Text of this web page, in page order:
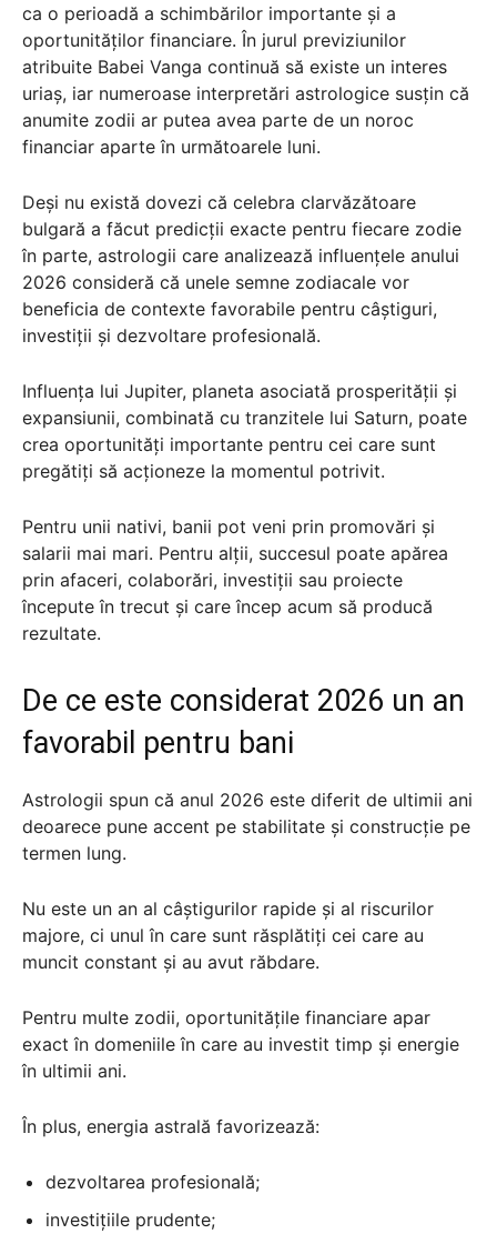
ca o perioadă a schimbărilor importante și a
oportunităților financiare. În jurul previziunilor
atribuite Babei Vanga continuă să existe un interes
uriaș, iar numeroase interpretări astrologice susțin că
anumite zodii ar putea avea parte de un noroc
financiar aparte în următoarele luni.
Deși nu există dovezi că celebra clarvăzătoare
bulgară a făcut predicții exacte pentru fiecare zodie
în parte, astrologii care analizează influențele anului
2026 consideră că unele semne zodiacale vor
beneficia de contexte favorabile pentru câștiguri,
investiții și dezvoltare profesională.
Influența lui Jupiter, planeta asociată prosperității și
expansiunii, combinată cu tranzitele lui Saturn, poate
crea oportunități importante pentru cei care sunt
pregătiți să acționeze la momentul potrivit.
Pentru unii nativi, banii pot veni prin promovări și
salarii mai mari. Pentru alții, succesul poate apărea
prin afaceri, colaborări, investiții sau proiecte
începute în trecut și care încep acum să producă
rezultate.
De ce este considerat 2026 un an
favorabil pentru bani
Astrologii spun că anul 2026 este diferit de ultimii ani
deoarece pune accent pe stabilitate și construcție pe
termen lung.
Nu este un an al câștigurilor rapide și al riscurilor
majore, ci unul în care sunt răsplătiți cei care au
muncit constant și au avut răbdare.
Pentru multe zodii, oportunitățile financiare apar
exact în domeniile în care au investit timp și energie
în ultimii ani.
În plus, energia astrală favorizează:
dezvoltarea profesională;
investițiile prudente;